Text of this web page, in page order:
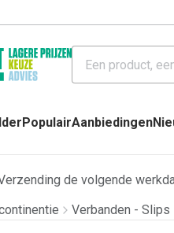
PopulairAanbiedingen
de volgende
Verbanden - Slips